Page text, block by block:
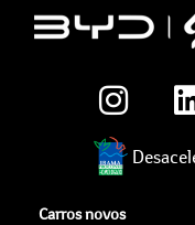
Carros novos